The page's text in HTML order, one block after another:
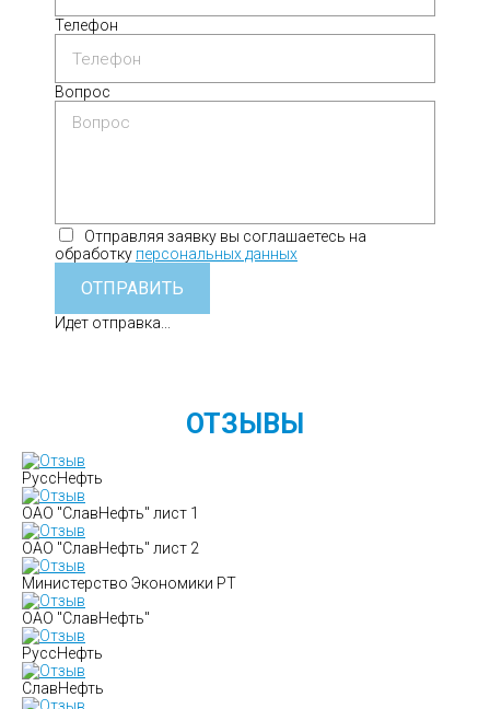
Телефон
Вопрос
Отправляя заявку вы соглашаетесь на
обработку персональных данных
ОТПРАВИТЬ
Идет отправка...
ОТЗЫВЫ
РуссНефть
ОАО "СлавНефть" лист 1
ОАО "СлавНефть" лист 2
Министерство Экономики РТ
ОАО "СлавНефть"
РуссНефть
СлавНефть